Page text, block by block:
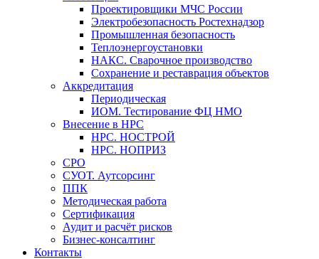
Проектировщики МЧС России
Электробезопасность Ростехнадзор
Промышленная безопасность
Теплоэнергоустановки
НАКС. Сварочное производство
Сохранение и реставрация объектов
Аккредитация
Периодическая
ИОМ. Тестирование ФЦ НМО
Внесение в НРС
НРС. НОСТРОЙ
НРС. НОПРИЗ
СРО
СУОТ. Аутсорсинг
ППК
Методическая работа
Сертификация
Аудит и расчёт рисков
Бизнес-консалтинг
Контакты